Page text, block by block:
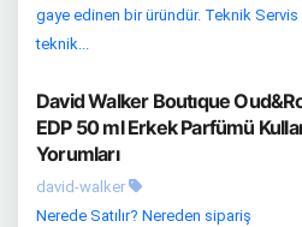
gaye edinen bir üründür. Teknik Servis
teknik...
David Walker Boutıque
EDP 50 ml Erkek Parfümü
Yorumları
david-walker
Nerede Satılır? Nereden sipariş